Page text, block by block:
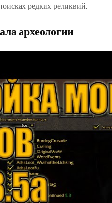
редких реликвий.
археологии